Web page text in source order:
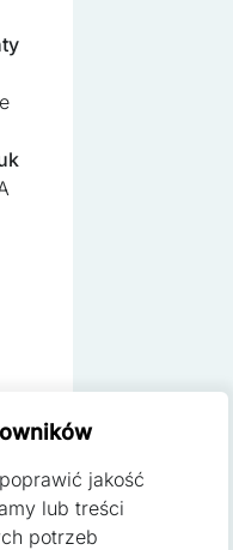
jakość
lub treści
potrzeb
oferować funkcje
partnerom
z innymi danymi
danych
które zmieniają